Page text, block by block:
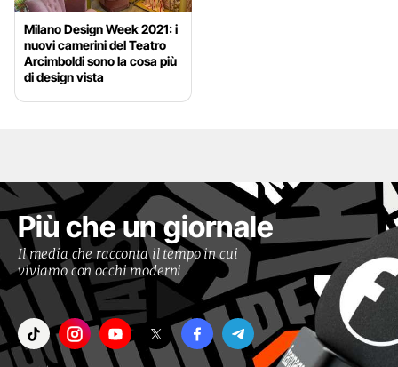
Milano Design Week 2021: i
nuovi camerini del Teatro
Arcimboldi sono la cosa più
di design vista
Più che un giornale
Il media che racconta il tempo in cui
viviamo con occhi moderni